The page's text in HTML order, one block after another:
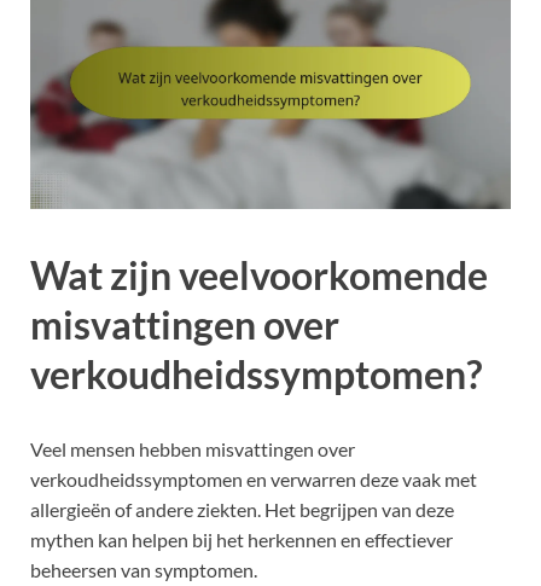
Wat zijn veelvoorkomende
misvattingen over
verkoudheidssymptomen?
Veel mensen hebben misvattingen over
verkoudheidssymptomen en verwarren deze vaak met
allergieën of andere ziekten. Het begrijpen van deze
mythen kan helpen bij het herkennen en effectiever
beheersen van symptomen.